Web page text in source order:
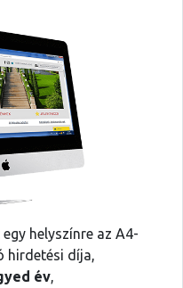
egy helyszínre az A4-
hirdetési díja,
év,